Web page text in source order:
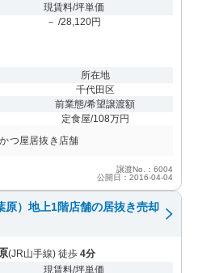
現賃料/坪単価
－ /28,120円
所在地
千代田区
前業態/希望譲渡額
定食屋/108万円
つ屋居抜き店舗
譲渡No.：6004
公開日：2016-04-04
原）地上1階店舗の居抜き売却
(JR山手線) 徒歩 4分
現賃料/坪単価